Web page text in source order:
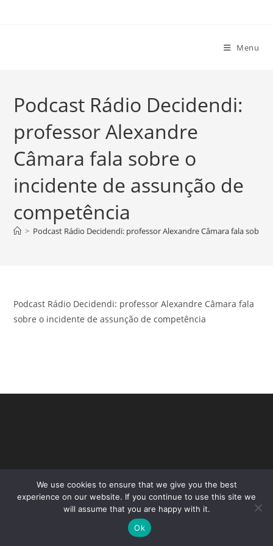
Menu
Podcast Rádio Decidendi:
professor Alexandre
Câmara fala sobre o
incidente de assunção de
competência
> Podcast Rádio Decidendi: professor Alexandre Câmara fala
Podcast Rádio Decidendi: professor Alexandre Câmara fala
sobre o incidente de assunção de competência
Copyright - WordPress Theme by OceanWP
We use cookies to ensure that we give you the best
experience on our website. If you continue to use this site we
will assume that you are happy with it.
Ok